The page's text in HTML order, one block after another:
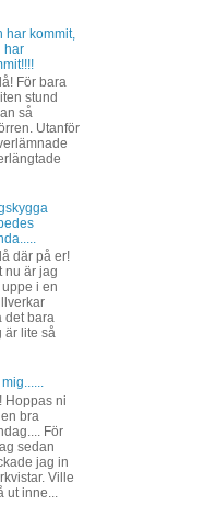
har kommit,
har
För bara
stund
så
Utanför
där på er!
nu är jag
uppe i en
det bara
är lite så
Hoppas ni
bra
För
sedan
jag in
Ville
inne...